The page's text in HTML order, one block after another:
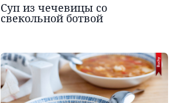
Суп из чечевицы со
свекольной ботвой